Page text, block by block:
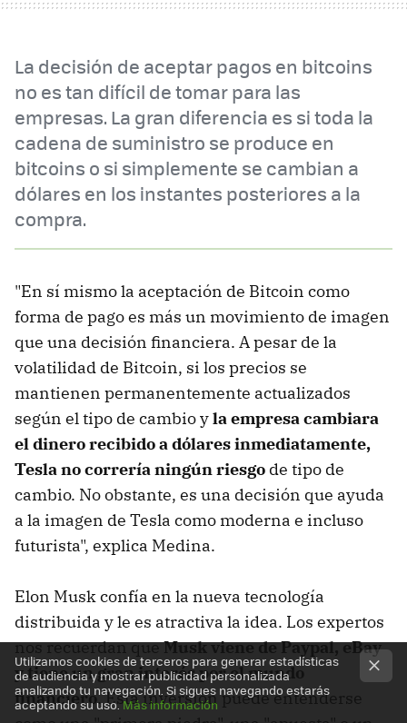
La decisión de aceptar pagos en bitcoins
no es tan difícil de tomar para las
empresas. La gran diferencia es si toda la
cadena de suministro se produce en
bitcoins o si simplemente se cambian a
dólares en los instantes posteriores a la
compra.
"En sí mismo la aceptación de Bitcoin como
forma de pago es más un movimiento de imagen
que una decisión financiera. A pesar de la
volatilidad de Bitcoin, si los precios se
mantienen permanentemente actualizados
según el tipo de cambio yla empresa cambiara
el dinero recibido a dólares inmediatamente,
Tesla no correría ningún riesgo de tipo de
cambio. No obstante, es una decisión que ayuda
a la imagen de Tesla como moderna e incluso
futurista", explica Medina.
Elon Musk confía en la nueva tecnología
distribuida y le es atractiva la idea. Los expertos
nos recuerdan queMusk viene de Paypal, eBay
y tiene un gran interés por el mundo
financiero. Esta inversión puede entenderse
Utilizamos cookies de terceros para generar estadísticas
de audiencia y mostrar publicidad personalizada
analizando tu navegación. Si sigues navegando estarás
aceptando su uso.Más información